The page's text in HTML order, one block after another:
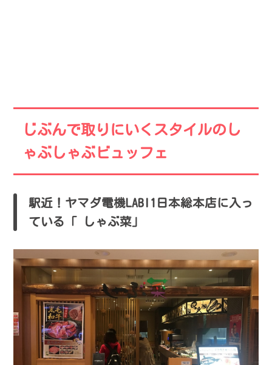
じぶんで取りにいくスタイルのし
ゃぶしゃぶビュッフェ
駅近！ヤマダ電機LABI1日本総本店に入っ
ている「 しゃぶ菜」